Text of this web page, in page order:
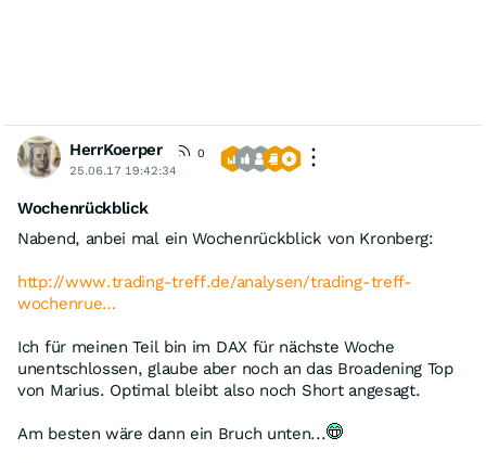
HerrKoerper
0
25.06.17 19:42:34
Wochenrückblick
Nabend, anbei mal ein Wochenrückblick von Kronberg:
http://www.trading-treff.de/analysen/trading-treff-
wochenrue…
Ich für meinen Teil bin im DAX für nächste Woche
unentschlossen, glaube aber noch an das Broadening Top
von Marius. Optimal bleibt also noch Short angesagt.
Am besten wäre dann ein Bruch unten...